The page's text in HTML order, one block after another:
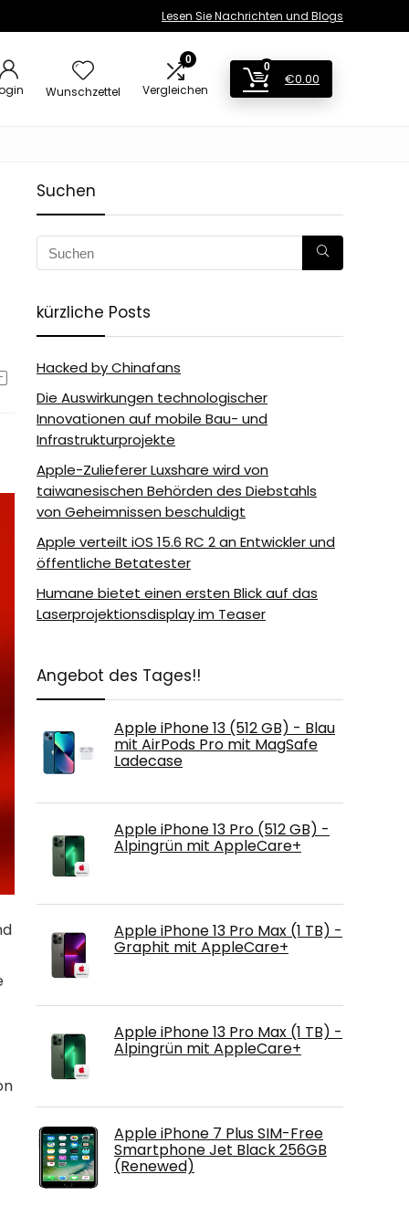
Lesen Sie Nachrichten und Blogs
Wunschzettel
0
Vergleichen
0
€0.00
Suchen
kürzliche Posts
Hacked by Chinafans
Die Auswirkungen technologischer
Innovationen auf mobile Bau- und
Infrastrukturprojekte
Apple-Zulieferer Luxshare wird von
taiwanesischen Behörden des Diebstahls
von Geheimnissen beschuldigt
Apple verteilt iOS 15.6 RC 2 an Entwickler und
öffentliche Betatester
Humane bietet einen ersten Blick auf das
Laserprojektionsdisplay im Teaser
Angebot des Tages!!
Apple iPhone 13 (512 GB) - Blau
mit AirPods Pro mit MagSafe
Ladecase
Apple iPhone 13 Pro (512 GB) -
Alpingrün mit AppleCare+
Apple iPhone 13 Pro Max (1 TB) -
Graphit mit AppleCare+
Apple iPhone 13 Pro Max (1 TB) -
Alpingrün mit AppleCare+
Apple iPhone 7 Plus SIM-Free
Smartphone Jet Black 256GB
(Renewed)